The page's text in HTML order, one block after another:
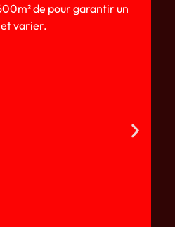
de pour garantir un
varier.